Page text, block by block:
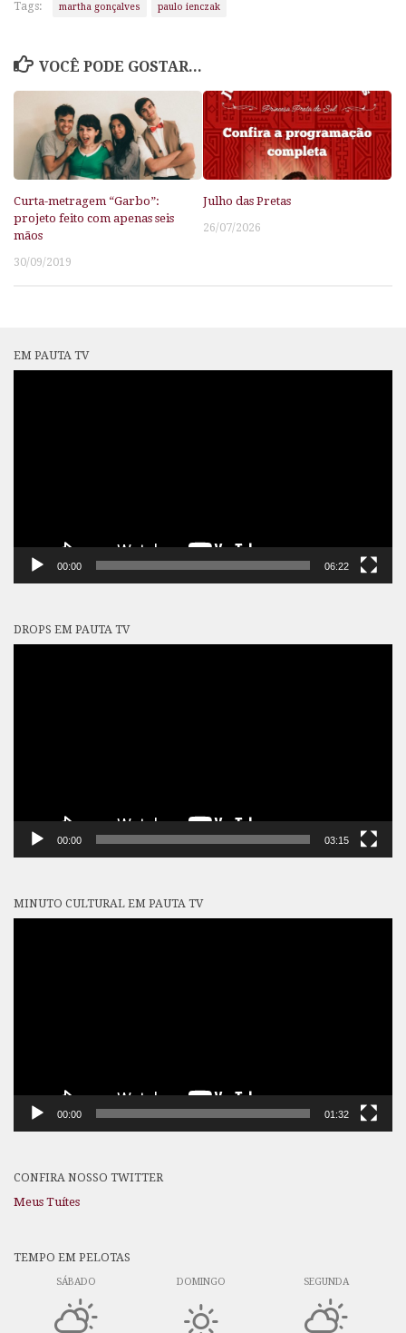
Tags: martha gonçalves paulo ienczak
VOCÊ PODE GOSTAR...
Curta-metragem “Garbo”:
projeto feito com apenas seis
mãos
30/09/2019
Julho das Pretas
26/07/2026
EM PAUTA TV
00:00 06:22
DROPS EM PAUTA TV
00:00 03:15
MINUTO CULTURAL EM PAUTA TV
00:00 01:32
CONFIRA NOSSO TWITTER
Meus Tuítes
TEMPO EM PELOTAS
SÁBADO DOMINGO SEGUNDA